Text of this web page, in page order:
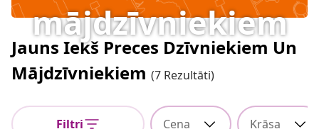
mājdzīvniekiem
Jauns Iekš Preces Dzīvniekiem Un
Mājdzīvniekiem (7 Rezultāti)
Filtri Cena Krāsa